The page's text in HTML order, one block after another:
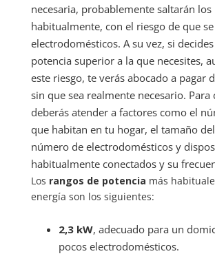
necesaria, probablemente saltarán
habitualmente, con el riesgo de que
electrodomésticos. A su vez, si
potencia superior a la que necesites,
este riesgo, te verás abocado a pagar
sin que sea realmente necesario.
deberás atender a factores como el
que habitan en tu hogar, el tamaño
número de electrodomésticos y
habitualmente conectados y su
Los rangos de potencia más
energía son los siguientes:
2,3 kW, adecuado para un
pocos electrodomésticos.